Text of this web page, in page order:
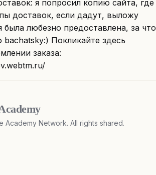
я попросил копию сайта, где
доставок, если дадут, выложу
была любезно предоставлена, за что
bachatsky:) Покликайте здесь
заказа:
Academy Network. All rights shared.